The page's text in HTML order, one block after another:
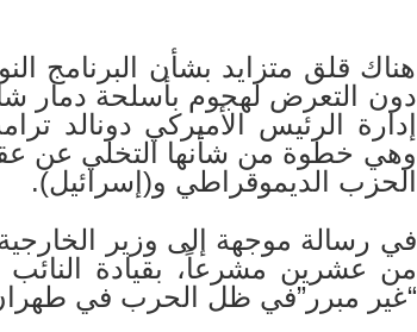
هناك قلق متزايد بشأن البرنامج
دون التعرض لهجوم بأسلحة دمار
إدارة الرئيس الأميركي دونالد
وهي خطوة من شأنها التخلي عن
الحزب الديموقراطي و(إسرائيل).
في رسالة موجهة إلى وزير
من عشرين مشرعاً، بقيادة
“غير مبرر”في ظل الحرب في طهران